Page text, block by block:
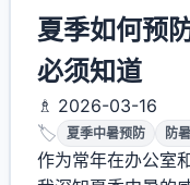
夏季如何预
必须知道
♗ 2026-03-16
🏷️
夏季中暑预防 防
作为常年在办公室